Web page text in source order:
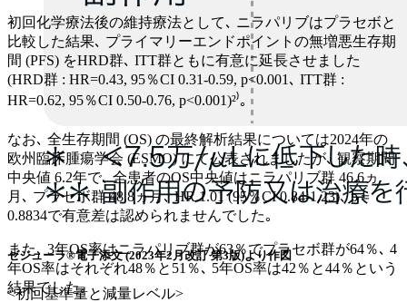
初回化学療法後の維持療法として､ ニラパリブはプラセボと
比較した結果､ プライマリーエンドポイントの無増悪生存期
間 (PFS) をHRD群､ ITT群ともに有意に延長させました
(HRD群 : HR=0.43, 95％CI 0.31-0.59, p<0.001､ ITT群 :
HR=0.62, 95％CI 0.50-0.76, p<0.001)²⁾｡
なお､ 全生存期間 (OS) の最終解析結果については2024年の
欧州臨床腫瘍学会 (ESMO) にて公表されましたが､ 観察期間
中央値 6.2年で､ 全患者のOS中央値はニラパリブ群 46.6ヵ
月､ プラセボ群 48.8ヵ月､ HR 1.01 (95％CI 0.84-1.23)､ p＝
0.8834で有意差は認められませんでした｡
また､ 3年OS率はニラパリブ群が63％でプラセボ群が64％､ 4
年OS率はそれぞれ48％と51％､ 5年OS率は42％と44％という
結果でした｡
ゼジューラ®電子添文 (2023年2月改訂 第3版)より作図
<初回基準量と減量レベル>